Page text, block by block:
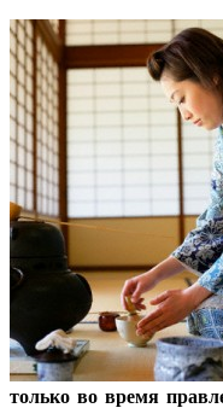
только во время